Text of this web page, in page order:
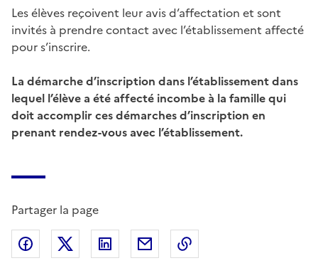
Les élèves reçoivent leur avis d’affectation et sont
invités à prendre contact avec l’établissement affecté
pour s’inscrire.
La démarche d’inscription dans l’établissement dans
lequel l’élève a été affecté incombe à la famille qui
doit accomplir ces démarches d’inscription en
prenant rendez-vous avec l’établissement.
Partager la page
Partager sur Facebook
Partager sur X (anciennement Twitter)
Partager sur LinkedIn
Partager par email